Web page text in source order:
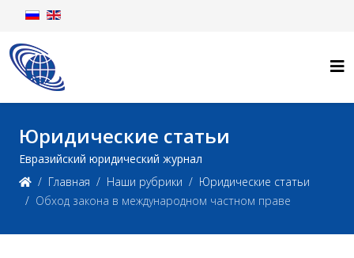
Юридические статьи
Евразийский юридический журнал
Главная
Наши рубрики
Юридические статьи
Обход закона в международном частном праве